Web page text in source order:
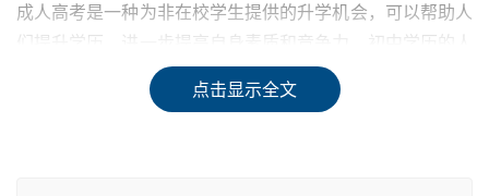
成人高考是一种为非在校学生提供的升学机会，可以帮助人
们提升学历，进一步提高自身素质和竞争力。初中学历的人
想要报考成人高考，需要满足一定的报名条件，本文将为您
介绍初中生成人高考报名的具体条件。
点击显示全文